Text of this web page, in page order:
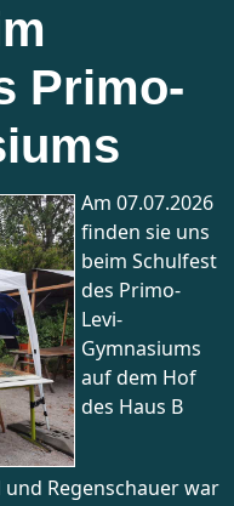
Primo-
Am 07.07.2026
finden sie uns
beim Schulfest
des Primo-
Levi-
Gymnasiums
auf dem Hof
des Haus B
Regenschauer war